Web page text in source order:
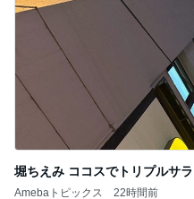
Amebaトピックス 22時間前
記
激しい雷雨で断
Amebaトピックス